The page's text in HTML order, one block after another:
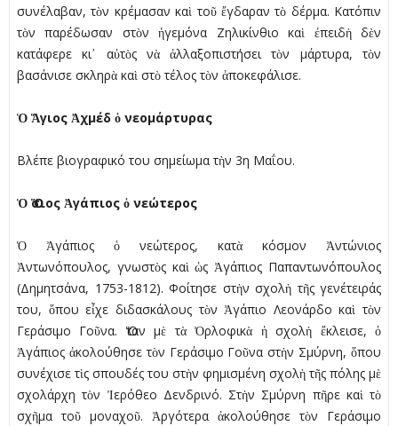
συνέλαβαν, τὸν κρέµασαν καὶ τοῦ ἔγδαραν τὸ δέρµα. Κατόπιν
τὸν παρέδωσαν στὸν ἡγεµόνα Ζηλικίνθιο καὶ ἐπειδὴ δὲν
κατάφερε κι᾿ αὐτὸς νὰ ἀλλαξοπιστήσει τὸν µάρτυρα, τὸν
βασάνισε σκληρὰ καὶ στὸ τέλος τὸν ἀποκεφάλισε.
Ὁ Ἅγιος Ἀχµέδ ὁ νεοµάρτυρας
Βλέπε βιογραφικό του σηµείωµα τὴν 3η Μαΐου.
Ὁ Ὅσιος Ἀγάπιος ὁ νεώτερος
Ὁ Ἀγάπιος ὁ νεώτερος, κατὰ κόσµον Ἀντώνιος
Ἀντωνόπουλος, γνωστὸς καὶ ὡς Ἀγάπιος Παπαντωνόπουλος
(Δηµητσάνα, 1753-1812). Φοίτησε στὴν σχολὴ τῆς γενέτειράς
του, ὅπου εἶχε διδασκάλους τὸν Ἀγάπιο Λεονάρδο καὶ τὸν
Γεράσιµο Γοῦνα. Ὅταν µὲ τὰ Ὀρλοφικὰ ἡ σχολὴ ἔκλεισε, ὁ
Ἀγάπιος ἀκολούθησε τὸν Γεράσιµο Γοῦνα στὴν Σµύρνη, ὅπου
συνέχισε τὶς σπουδές του στὴν φηµισµένη σχολὴ τῆς πόλης µὲ
σχολάρχη τὸν Ἰερόθεο Δενδρινό. Στὴν Σµύρνη πῆρε καὶ τὸ
σχῆµα τοῦ µοναχοῦ. Ἀργότερα ἀκολούθησε τὸν Γεράσιµο